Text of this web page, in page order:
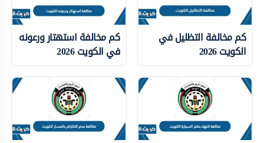
كم مخالفة التظليل في
الكويت 2026
كم مخالفة استهتار ورعونه
في الكويت 2026